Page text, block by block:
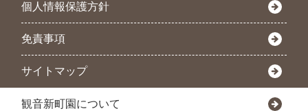
個人情報保護方針
免責事項
サイトマップ
観音新町園について